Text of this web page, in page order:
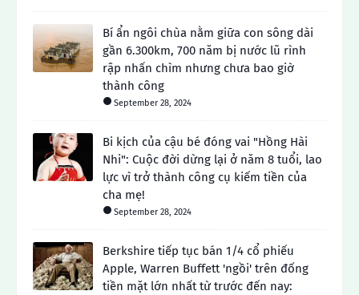
Bí ẩn ngôi chùa nằm giữa con sông dài
gần 6.300km, 700 năm bị nước lũ rình
rập nhấn chìm nhưng chưa bao giờ
thành công
September 28, 2024
Bi kịch của cậu bé đóng vai "Hồng Hài
Nhi": Cuộc đời dừng lại ở năm 8 tuổi, lao
lực vì trở thành công cụ kiếm tiền của
cha mẹ!
September 28, 2024
Berkshire tiếp tục bán 1/4 cổ phiếu
Apple, Warren Buffett 'ngồi' trên đống
tiền mặt lớn nhất từ ​​trước đến nay: